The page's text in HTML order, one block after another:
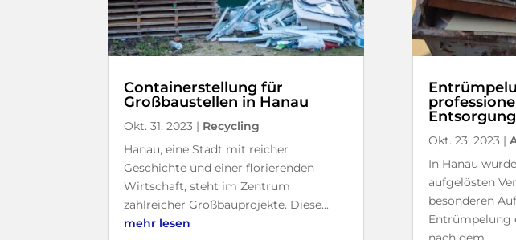
Containerstellung für
Großbaustellen in Hanau
Okt. 31, 2023 | Recycling
Hanau, eine Stadt mit reicher
Geschichte und einer florierenden
Wirtschaft, steht im Zentrum
zahlreicher Großbauprojekte. Diese...
mehr lesen
Entsorgung
Okt. 23, 2023|
In Hanau
aufgelösten
besonderen
Entrümpelung